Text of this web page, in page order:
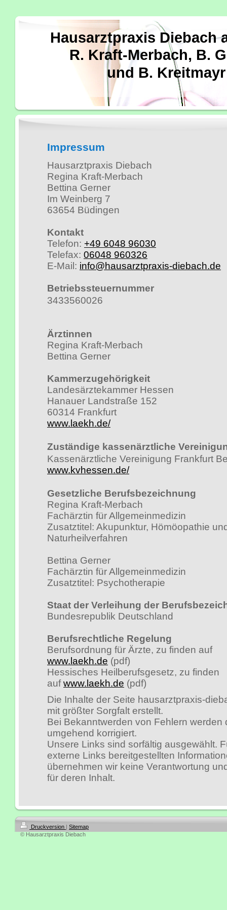
Hausarztpraxis Diebach
R. Kraft-Merbach, B.
und B. Kreitmayr
Impressum
Hausarztpraxis Diebach
Regina Kraft-Merbach
Bettina Gerner
Im Weinberg 7
63654 Büdingen
Kontakt
Telefon: +49 6048 96030
Telefax: 06048 960326
E-Mail: info@hausarztpraxis-diebach.de
Betriebssteuernummer
3433560026
Ärztinnen
Regina Kraft-Merbach
Bettina Gerner
Kammerzugehörigkeit
Landesärztekammer Hessen
Hanauer Landstraße 152
60314 Frankfurt
www.laekh.de/
Zuständige kassenärztliche
Kassenärztliche Vereinigung Frankfurt
www.kvhessen.de/
Gesetzliche Berufsbezeichnung
Regina Kraft-Merbach
Fachärztin für Allgemeinmedizin
Zusatztitel: Akupunktur, Hömöopathie
Naturheilverfahren
Bettina Gerner
Fachärztin für Allgemeinmedizin
Zusatztitel: Psychotherapie
Staat der Verleihung der
Bundesrepublik Deutschland
Berufsrechtliche Regelung
Berufsordnung für Ärzte, zu finden auf
www.laekh.de (pdf)
Hessisches Heilberufsgesetz, zu finden
aufwww.laekh.de (pdf)
Die Inhalte der Seite hausarztpraxis-
mit größter Sorgfalt erstellt.
Bei Bekanntwerden von Fehlern werden
umgehend korrigiert.
Unsere Links sind sorfältig ausgewählt.
externe Links bereitgestellten
übernehmen wir keine Verantwortung
für deren Inhalt.
Druckversion | Sitemap
© Hausarztpraxis Diebach